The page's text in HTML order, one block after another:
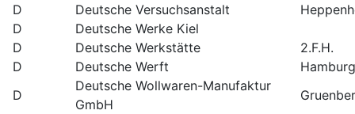
D
Deutsche Versuchsanstalt
D
Deutsche Werke Kiel
D
Deutsche Werkstätte
2.F.H.
D
Deutsche Werft
Hamburg
D
Deutsche Wollwaren-Manufaktur
GmbH